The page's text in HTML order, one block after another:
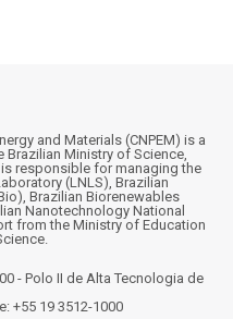
and Materials (CNPEM) is a
Ministry of Science,
responsible for managing the
(LNLS), Brazilian
Brazilian Biorenewables
Nanotechnology National
from the Ministry of Education
- Polo II de Alta Tecnologia de
+55 19 3512-1000